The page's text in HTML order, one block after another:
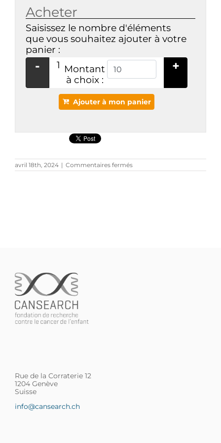
Acheter
Saisissez le nombre d'éléments
que vous souhaitez ajouter à votre
panier :
- 1 Montant
à choix :
+
Ajouter à mon panier
avril 18th, 2024 | Commentaires ferméssur
DON
Rue de la Corraterie 12
1204 Genève
Suisse
info@cansearch.ch